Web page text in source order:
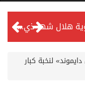
المحكمة العليا تدعو إلى تحري رؤية هلال شهر ذي الحجة مساء يوم الأحد الثلاثين من شهر ذي القعدة -حسب تقويم أم القرى- التاسع والعشرين حسب قرار المحكمة العليا
لنخبة كبار